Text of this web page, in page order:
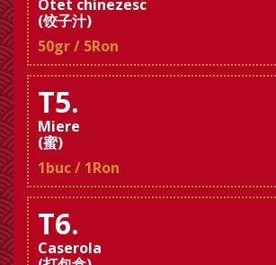
Otet chinezesc
(饺子汁)
50gr / 5Ron
T5.
Miere
(蜜)
1buc / 1Ron
T6.
Caserola